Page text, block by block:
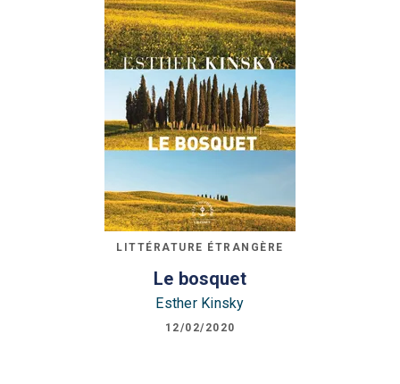
LITTÉRATURE ÉTRANGÈRE
Le bosquet
Esther Kinsky
12/02/2020